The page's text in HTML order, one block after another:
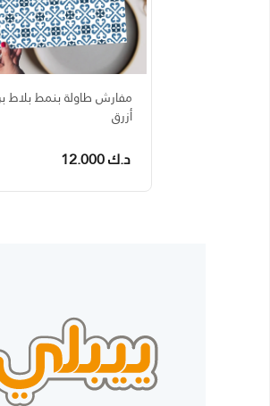
مفارش طاولة بنمط بلاط
أزرق
د.ك 12.000